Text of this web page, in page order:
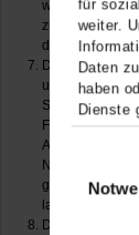
für
weiter.
Daten
haben
Dienste
wenn es nach
der
Die
unterlassen,
Sicherheit und
Abspielgeräten
Nutzung von
gestattet.
lautes Auftreten
Die Direktion